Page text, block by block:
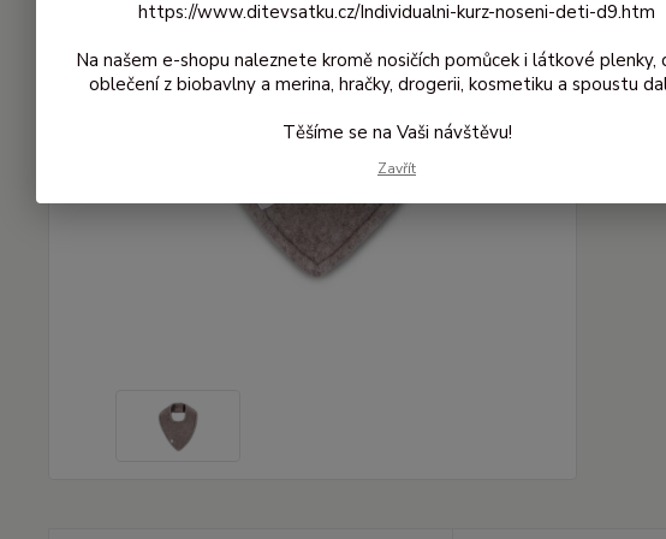
264
https://www.ditevsatku.cz/Individualni-kurz-noseni-deti-d9.htm
Na našem e-shopu naleznete kromě nosičích pomůcek i látkové plenky,
oblečení z biobavlny a merina, hračky, drogerii, kosmetiku a spoustu
Těšíme se na Vaši návštěvu!
Zavřít